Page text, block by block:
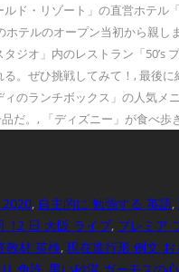
ド・リゾート」の直営ホテ
テルのオープン当初から親
ジオ」内のレストラン「
。ぜひ挑戦してみて！, 最後
のランチボックス」の人気
だ。, 「ディズニー」が食べ
2020, 自主的に 勉強する 英語,
12 日 大阪 ライブ, プレミア
教材 英検, 現在進行形 例文 お